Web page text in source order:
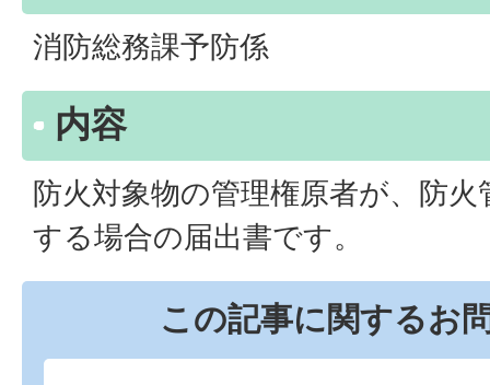
消防総務課予防係
内容
防火対象物の管理権原者が、防
する場合の届出書です。
この記事に関するお